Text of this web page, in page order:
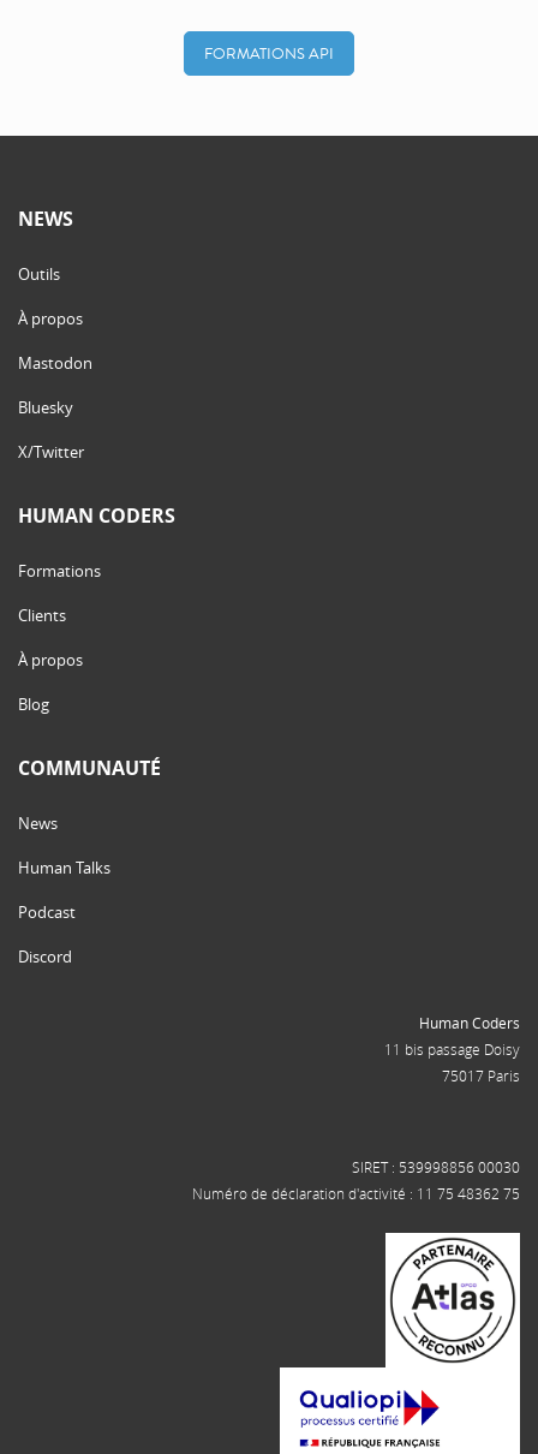
FORMATIONS API
NEWS
Outils
À propos
Mastodon
Bluesky
X/Twitter
HUMAN CODERS
Formations
Clients
À propos
Blog
COMMUNAUTÉ
News
Human Talks
Podcast
Discord
Human Coders
11 bis passage Doisy
75017 Paris
SIRET : 539998856 00030
Numéro de déclaration d'activité : 11 75 48362 75